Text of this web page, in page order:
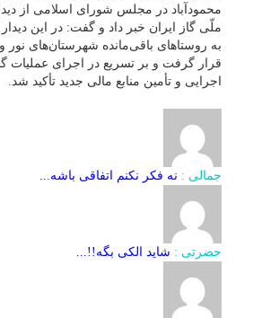
محمودآباد در مجلس شورای اسلامی از
ملّی گاز ایران خبر داد و گفت: در این
به روستاهای باقی‌مانده شهرستان‌های نور
قرار گرفت و بر تسریع در اجرای عملیات
اجرایی و تأمین منابع مالی جدید تأکید شد.
جمالی : نه فکر نکنم اتفاقی باشه...
حضرتی : شاید الکی بگه!!...